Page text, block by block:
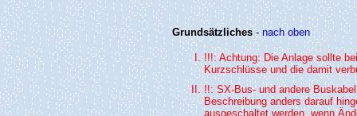
Grundsätzliches-nach oben
!!!: Achtung: Die Anlage sollte
Kurzschlüsse und die damit
!!: SX-Bus- und andere
Beschreibung anders darauf
ausgeschaltet werden, wenn